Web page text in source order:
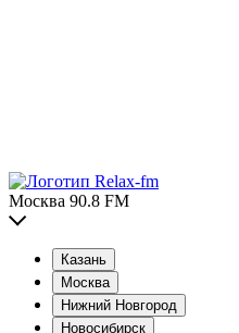
Москва 90.8 FM
Казань
Москва
Нижний Новгород
Новосибирск